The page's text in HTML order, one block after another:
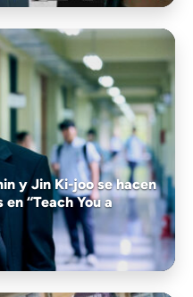
y Jin Ki-joo se hacen
“Teach You a